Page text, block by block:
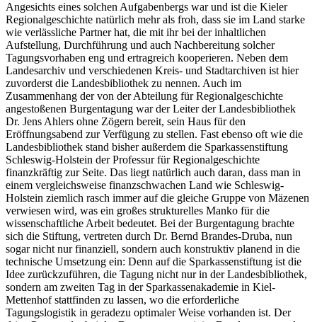
Angesichts eines solchen Aufgabenbergs war und ist die Kieler
Regionalgeschichte natürlich mehr als froh, dass sie im Land starke
wie verlässliche Partner hat, die mit ihr bei der inhaltlichen
Aufstellung, Durchführung und auch Nachbereitung solcher
Tagungsvorhaben eng und ertragreich kooperieren. Neben dem
Landesarchiv und verschiedenen Kreis- und Stadtarchiven ist hier
zuvorderst die Landesbibliothek zu nennen. Auch im
Zusammenhang der von der Abteilung für Regionalgeschichte
angestoßenen Burgentagung war der Leiter der Landesbibliothek
Dr. Jens Ahlers ohne Zögern bereit, sein Haus für den
Eröffnungsabend zur Verfügung zu stellen. Fast ebenso oft wie die
Landesbibliothek stand bisher außerdem die Sparkassenstiftung
Schleswig-Holstein der Professur für Regionalgeschichte
finanzkräftig zur Seite. Das liegt natürlich auch daran, dass man in
einem vergleichsweise finanzschwachen Land wie Schleswig-
Holstein ziemlich rasch immer auf die gleiche Gruppe von Mäzenen
verwiesen wird, was ein großes strukturelles Manko für die
wissenschaftliche Arbeit bedeutet. Bei der Burgentagung brachte
sich die Stiftung, vertreten durch Dr. Bernd Brandes-Druba, nun
sogar nicht nur finanziell, sondern auch konstruktiv planend in die
technische Umsetzung ein: Denn auf die Sparkassenstiftung ist die
Idee zurückzuführen, die Tagung nicht nur in der Landesbibliothek,
sondern am zweiten Tag in der Sparkassenakademie in Kiel-
Mettenhof stattfinden zu lassen, wo die erforderliche
Tagungslogistik in geradezu optimaler Weise vorhanden ist. Der